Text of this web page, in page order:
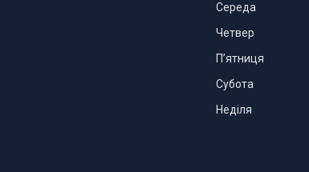
Середа
Четвер
Пʼятниця
Субота
Неділя